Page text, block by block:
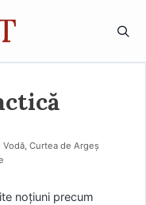
Curtea de Argeș
noțiuni precum